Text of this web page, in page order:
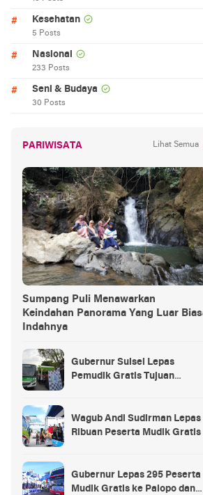
Kesehatan
5 Posts
Nasional
233 Posts
Seni & Budaya
30 Posts
PARIWISATA Lihat Semua
Sumpang Puli Menawarkan
Keindahan Panorama Yang Luar
Indahnya
Gubernur Sulsel Lepas
Pemudik Gratis Tujuan
Wagub Andi Sudirman Lepas
Ribuan Peserta Mudik Gratis
Gubernur Lepas 295 Peserta
Mudik Gratis ke Palopo dan